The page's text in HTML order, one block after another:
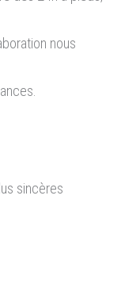
nous
sincères